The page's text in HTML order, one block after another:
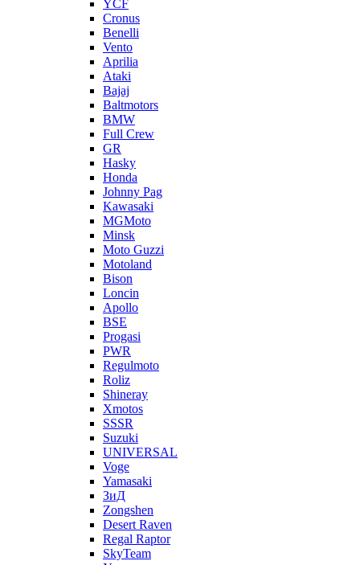
YCF
Cronus
Benelli
Vento
Aprilia
Ataki
Bajaj
Baltmotors
BMW
Full Crew
GR
Hasky
Honda
Johnny Pag
Kawasaki
MGMoto
Minsk
Moto Guzzi
Motoland
Bison
Loncin
Apollo
BSE
Progasi
PWR
Regulmoto
Roliz
Shineray
Xmotos
SSSR
Suzuki
UNIVERSAL
Voge
Yamasaki
ЗиД
Zongshen
Desert Raven
Regal Raptor
SkyTeam